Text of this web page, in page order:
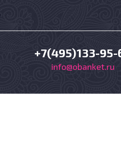
+7(495)133-95-
info@obanket.ru